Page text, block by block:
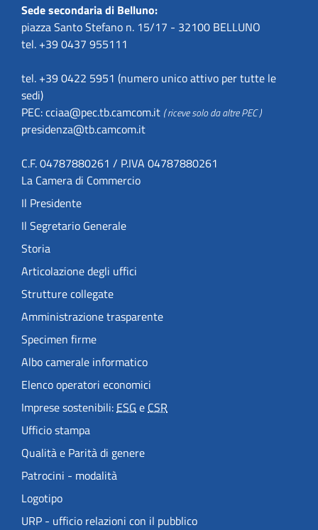
Sede secondaria di Belluno:
piazza Santo Stefano n. 15/17 - 32100 BELLUNO
tel. +39 0437 955111
tel. +39 0422 5951 (numero unico attivo per tutte le
sedi)
PEC:cciaa@pec.tb.camcom.it ( riceve solo da altre PEC )
presidenza@tb.camcom.it
C.F. 04787880261 / P.IVA 04787880261
La Camera di Commercio
Il Presidente
Il Segretario Generale
Storia
Articolazione degli uffici
Strutture collegate
Amministrazione trasparente
Specimen firme
Albo camerale informatico
Elenco operatori economici
Imprese sostenibili: ESG e CSR
Ufficio stampa
Qualità e Parità di genere
Patrocini - modalità
Logotipo
URP - ufficio relazioni con il pubblico